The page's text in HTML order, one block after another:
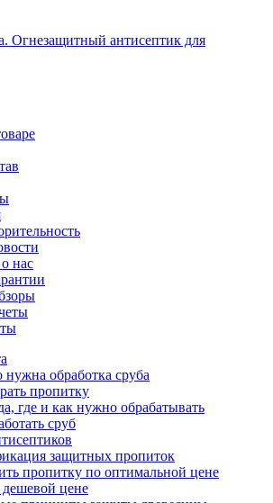
Огнезащитный антисептик для
нас
нужна обработка сруба
пропитку
где и как нужно обрабатывать
сруб
защитных пропиток
пропитку по оптимальной цене
цене